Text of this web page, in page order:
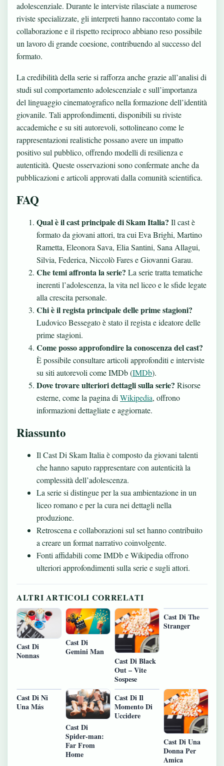
adolescenziale. Durante le interviste rilasciate a numerose
riviste specializzate, gli interpreti hanno raccontato come la
collaborazione e il rispetto reciproco abbiano reso possibile
un lavoro di grande coesione, contribuendo al successo del
formato.
La credibilità della serie si rafforza anche grazie all’analisi di
studi sul comportamento adolescenziale e sull’importanza
del linguaggio cinematografico nella formazione dell’identità
giovanile. Tali approfondimenti, disponibili su riviste
accademiche e su siti autorevoli, sottolineano come le
rappresentazioni realistiche possano avere un impatto
positivo sul pubblico, offrendo modelli di resilienza e
autenticità. Queste osservazioni sono confermate anche da
pubblicazioni e articoli approvati dalla comunità scientifica.
FAQ
Qual è il cast principale di Skam Italia? Il cast è
formato da giovani attori, tra cui Eva Brighi, Martino
Rametta, Eleonora Sava, Elia Santini, Sana Allagui,
Silvia, Federica, Niccolò Fares e Giovanni Garau.
Che temi affronta la serie? La serie tratta tematiche
inerenti l’adolescenza, la vita nel liceo e le sfide legate
alla crescita personale.
Chi è il regista principale delle prime stagioni?
Ludovico Bessegato è stato il regista e ideatore delle
prime stagioni.
Come posso approfondire la conoscenza del cast?
È possibile consultare articoli approfonditi e interviste
su siti autorevoli come IMDb (IMDb).
Dove trovare ulteriori dettagli sulla serie? Risorse
esterne, come la pagina diWikipedia, offrono
informazioni dettagliate e aggiornate.
Riassunto
Il Cast Di Skam Italia è composto da giovani talenti
che hanno saputo rappresentare con autenticità la
complessità dell’adolescenza.
La serie si distingue per la sua ambientazione in un
liceo romano e per la cura nei dettagli nella
produzione.
Retroscena e collaborazioni sul set hanno contribuito
a creare un format narrativo coinvolgente.
Fonti affidabili come IMDb e Wikipedia offrono
ulteriori approfondimenti sulla serie e sugli attori.
ALTRI ARTICOLI CORRELATI
Cast Di
Nonnas
Cast Di
Gemini Man
Cast Di Black
Out – Vite
Sospese
Cast Di The
Stranger
Cast Di Ni
Una Más
Cast Di
Spider-man:
Far From
Home
Cast Di Il
Momento Di
Uccidere
Cast Di Una
Donna Per
Amica